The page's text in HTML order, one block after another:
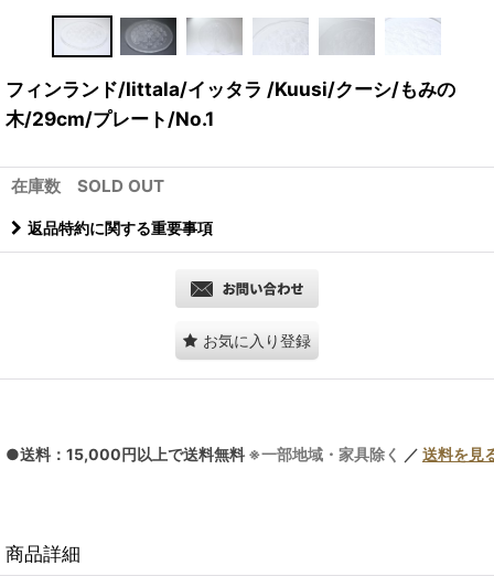
フィンランド/Iittala/イッタラ /Kuusi/クーシ/もみの
木/29cm/プレート/No.1
在庫数 SOLD OUT
返品特約に関する重要事項
お気に入り登録
●送料：15,000円以上で送料無料 ※一部地域・家具除く ／ 送料を見
商品詳細